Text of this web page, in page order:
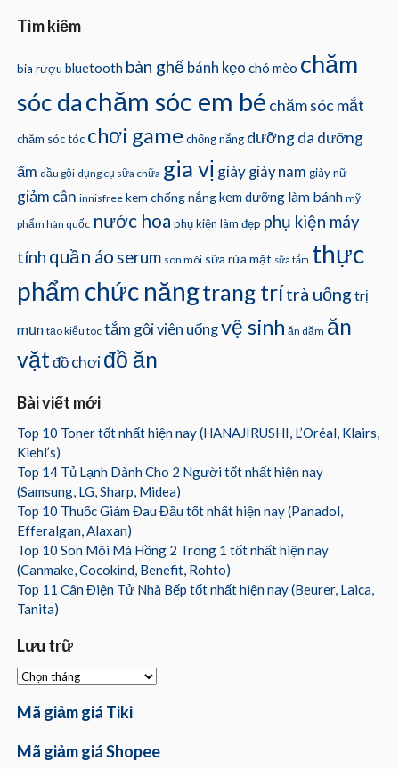
Tìm kiếm
bia rượu bluetooth bàn ghế bánh kẹo chó mèo chăm
sóc dachăm sóc em bé chăm sóc mắt
chăm sóc tóc chơi game chống nắng dưỡng da dưỡng
ẩm dầu gội dụng cụ sữa chữa gia vị giày giày nam giày nữ
giảm cân innisfree kem chống nắngkem dưỡng làm bánh mỹ
phẩm hàn quốc nước hoa phụ kiện làm đẹp phụ kiện máy
tính quần áo serum son môi sữa rửa mặt sữa tắm thực
phẩm chức năngtrang trítrà uống trị
mụn tạo kiểu tóc tắm gộiviên uốngvệ sinh ăn dặm ăn
vặtđồ chơi đồ ăn
Bài viết mới
Top 10 Toner tốt nhất hiện nay (HANAJIRUSHI, L’Oréal, Klairs,
Kiehl’s)
Top 14 Tủ Lạnh Dành Cho 2 Người tốt nhất hiện nay
(Samsung, LG, Sharp, Midea)
Top 10 Thuốc Giảm Đau Đầu tốt nhất hiện nay (Panadol,
Efferalgan, Alaxan)
Top 10 Son Môi Má Hồng 2 Trong 1 tốt nhất hiện nay
(Canmake, Cocokind, Benefit, Rohto)
Top 11 Cân Điện Tử Nhà Bếp tốt nhất hiện nay (Beurer, Laica,
Tanita)
Lưu trữ
Lưu
Mã giảm giá Tiki
Mã giảm giá Shopee